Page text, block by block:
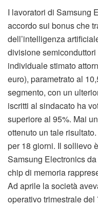
I lavoratori di Samsung
accordo sui bonus che
dell’intelligenza
divisione
individuale stimato
euro), parametrato al
segmento, con un
iscritti al sindacato ha
superiore al 95%. Mai
ottenuto un tale
per 18 giorni. Il sollievo
Samsung Electronics
chip di memoria
Ad aprile la società
operativo trimestrale del